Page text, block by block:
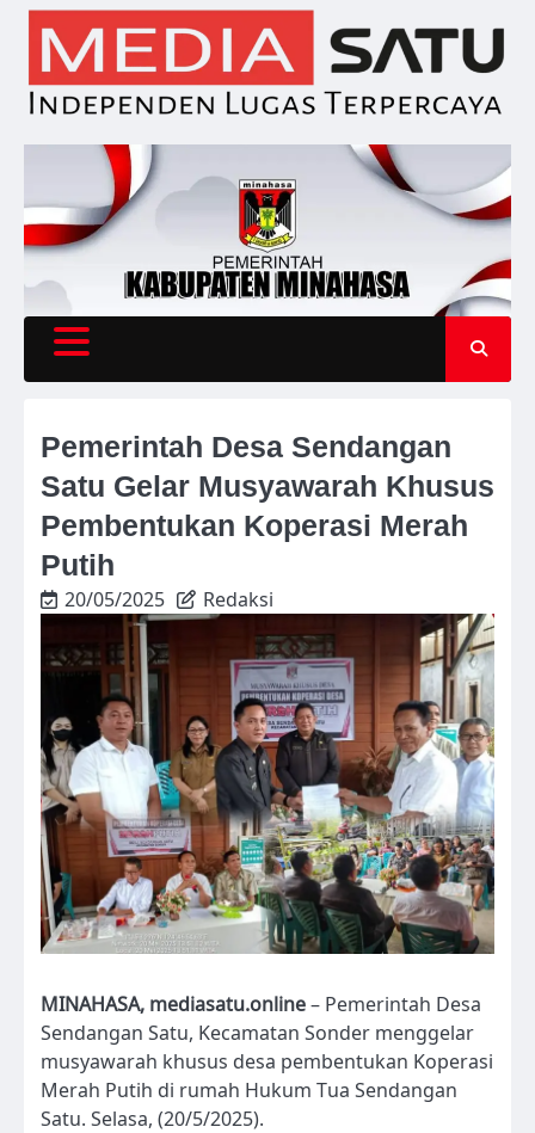
Skip
content
Pemerintah Desa Sendangan
Satu Gelar Musyawarah Khusus
Pembentukan Koperasi Merah
Putih
20/05/2025 Redaksi
MINAHASA, mediasatu.online– Pemerintah Desa
Sendangan Satu, Kecamatan Sonder menggelar
musyawarah khusus desa pembentukan Koperasi
Merah Putih di rumah Hukum Tua Sendangan
Satu. Selasa, (20/5/2025).